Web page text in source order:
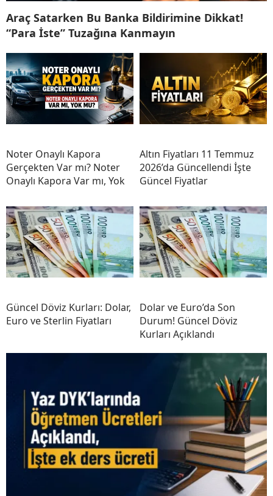
Araç Satarken Bu Banka Bildirimine Dikkat!
“Para İste” Tuzağına Kanmayın
Noter Onaylı Kapora
Gerçekten Var mı? Noter
Onaylı Kapora Var mı, Yok
Altın Fiyatları 11 Temmuz
2026’da Güncellendi İşte
Güncel Fiyatlar
Güncel Döviz Kurları: Dolar,
Euro ve Sterlin Fiyatları
Dolar ve Euro’da Son
Durum! Güncel Döviz
Kurları Açıklandı